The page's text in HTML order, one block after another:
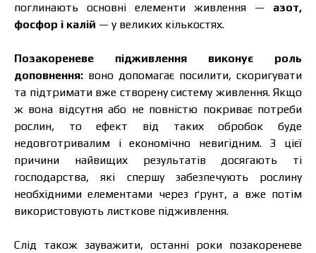
поглинають основні елементи живлення — азот,
фосфор і калій — у великих кількостях.
Позакореневе підживлення виконує роль
доповнення: воно допомагає посилити, скоригувати
та підтримати вже створену систему живлення. Якщо
ж вона відсутня або не повністю покриває потреби
рослин, то ефект від таких обробок буде
недовготривалим і економічно невигідним. З цієї
причини найвищих результатів досягають ті
господарства, які спершу забезпечують рослину
необхідними елементами через ґрунт, а вже потім
використовують листкове підживлення.
Слід також зауважити, останні роки позакореневе